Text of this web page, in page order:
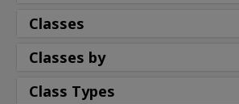
Classes
Classes by
Class Types